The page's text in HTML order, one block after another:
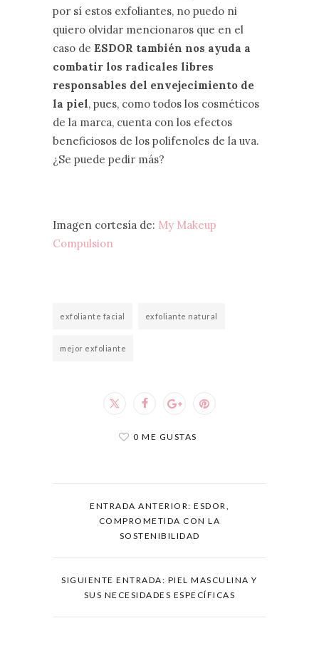
por sí estos exfoliantes, no puedo ni
quiero olvidar mencionaros que en el
caso de ESDOR también nos ayuda a
combatir los radicales libres
responsables del envejecimiento de
la piel, pues, como todos los cosméticos
de la marca, cuenta con los efectos
beneficiosos de los polifenoles de la uva.
¿Se puede pedir más?
Imagen cortesía de: My Makeup
Compulsion
exfoliante facial exfoliante natural
mejor exfoliante
0 ME GUSTAS
ENTRADA ANTERIOR: ESDOR,
COMPROMETIDA CON LA
SOSTENIBILIDAD
SIGUIENTE ENTRADA: PIEL MASCULINA Y
SUS NECESIDADES ESPECÍFICAS